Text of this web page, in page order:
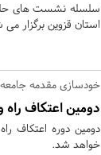
سلسله نشست های
استان قزوین برگزار
خودسازی مقدمه
دومین اعتکاف
دومین دوره اعتکاف
خواهد شد.